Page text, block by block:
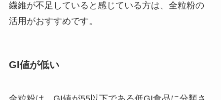
繊維が不足していると感じている方は、全粒粉の
活用がおすすめです。
GI値が低い